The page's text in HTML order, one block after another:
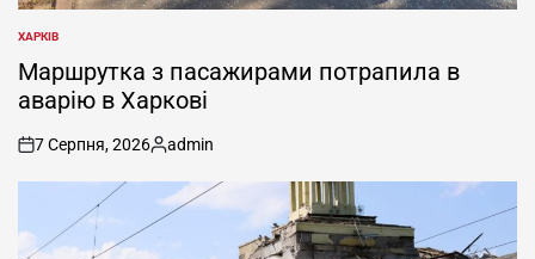
ОПУБЛІКУВАТИ
У
ХАРКІВ
Маршрутка з пасажирами потрапила в
аварію в Харкові
on
7 Серпня, 2026
Опубліковано
admin